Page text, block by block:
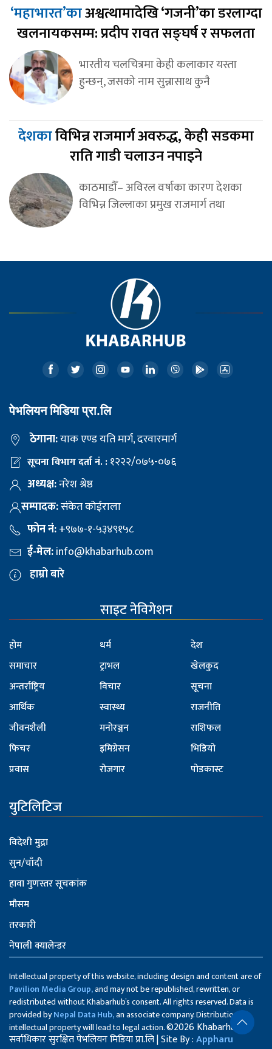
‘महाभारत’काअश्वत्थामादेखि ‘गजनी’का डरलाग्दा
खलनायकसम्म: प्रदीप रावत सङ्घर्ष र सफलता
भारतीय चलचित्रमा केही कलाकार यस्ता
हुन्छन्, जसको नाम सुन्नासाथ कुनै
देशकाविभिन्न राजमार्ग अवरुद्ध, केही सडकमा
राति गाडी चलाउन नपाइने
काठमाडौँ– अविरल वर्षाका कारण देशका
विभिन्न जिल्लाका प्रमुख राजमार्ग तथा
पेभलियन मिडिया प्रा.लि
ठेगाना:याक एण्ड यति मार्ग, दरवारमार्ग
सूचना विभाग दर्ता नं. :१२२२/०७५-०७६
अध्यक्ष:नरेश श्रेष्ठ
सम्पादक:संकेत कोईराला
फोन नं:+९७७-१-५३४९१५८
ई-मेल:info@khabarhub.com
हाम्रो बारे
साइट नेविगेशन
होम
समाचार
अन्तर्राष्ट्रिय
आर्थिक
जीवनशैली
फिचर
प्रवास
धर्म
ट्राभल
विचार
स्वास्थ्य
मनोरञ्जन
इमिग्रेसन
रोजगार
देश
खेलकुद
सूचना
राजनीति
राशिफल
भिडियो
पोडकास्ट
युटिलिटिज
विदेशी मुद्रा
सुन/चाँदी
हावा गुणस्तर सूचकांक
मौसम
तरकारी
नेपाली क्यालेन्डर
Intellectual property of this website, including design and content are of
Pavilion Media Group,and may not be republished, rewritten, or
redistributed without Khabarhub’s consent. All rights reserved. Data is
provided byNepal Data Hub,an associate company. Distribution of
intellectual property will lead to legal action.©2026 Khabarhub
सर्वाधिकार सुरक्षित पेभलियन मिडिया प्रा.लि | Site By :Appharu